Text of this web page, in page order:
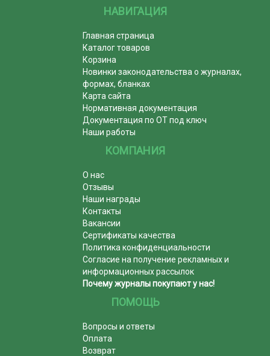
НАВИГАЦИЯ
Главная страница
Каталог товаров
Корзина
Новинки законодательства о журналах,
формах, бланках
Карта сайта
Нормативная документация
Документация по ОТ под ключ
Наши работы
КОМПАНИЯ
О нас
Отзывы
Наши награды
Контакты
Вакансии
Сертификаты качества
Политика конфиденциальности
Согласие на получение рекламных и
информационных рассылок
Почему журналы покупают у нас!
ПОМОЩЬ
Вопросы и ответы
Оплата
Возврат